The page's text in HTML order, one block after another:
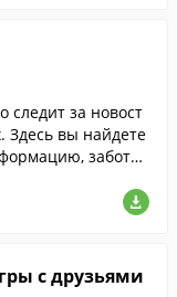
следит за новост
Здесь вы найдете
заботли
с друзьями